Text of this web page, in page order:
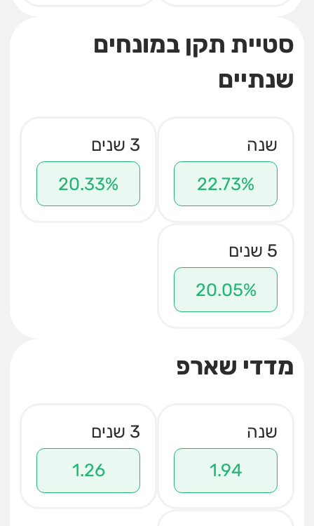
סטיית תקן במונחים
שנתיים
שנה
22.73%
3 שנים
20.33%
5 שנים
20.05%
מדדי שארפ
שנה
1.94
3 שנים
1.26